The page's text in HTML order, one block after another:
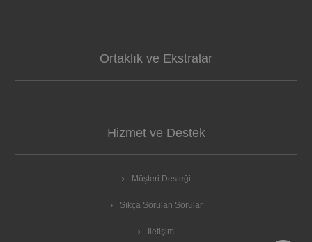
Ortaklık ve Ekstralar
Hizmet ve Destek
Müşteri Desteği
Sıkça Sorulan Sorular
İletişim